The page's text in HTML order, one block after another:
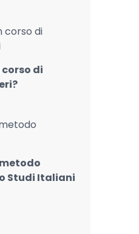
di
Studi Italiani